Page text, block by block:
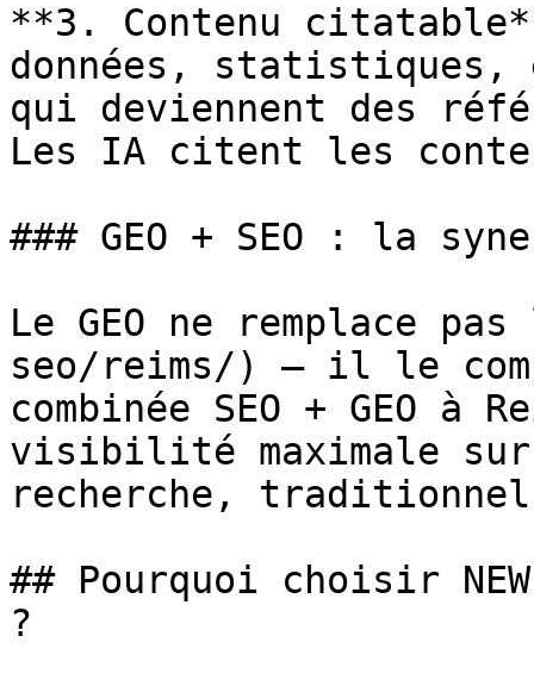
**3. Contenu
données, statistiques,
qui deviennent des
Les IA citent les
### GEO + SEO : la
Le GEO ne remplace
seo/reims/) — il le
combinée SEO + GEO à
visibilité maximale sur
recherche,
## Pourquoi choisir
?